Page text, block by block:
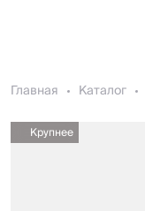
Главная Каталог
Крупнее